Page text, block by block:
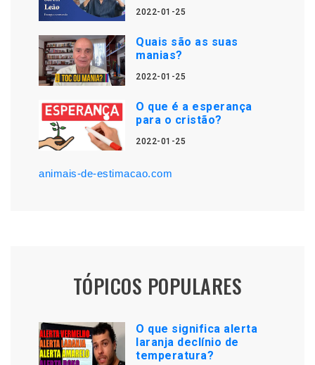
2022-01-25
Quais são as suas
manias?
2022-01-25
O que é a esperança
para o cristão?
2022-01-25
animais-de-estimacao.com
TÓPICOS POPULARES
O que significa alerta
laranja declínio de
temperatura?